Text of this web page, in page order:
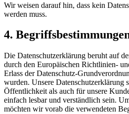
Wir weisen darauf hin, dass kein
werden muss.
4.
Die Datenschutzerklärung beruht auf
durch den Europäischen Richtlinien-
Erlass der Datenschutz-
wurden. Unsere Datenschutzerklärung
Öffentlichkeit als auch für unsere
einfach lesbar und verständlich sein.
möchten wir vorab die verwendeten